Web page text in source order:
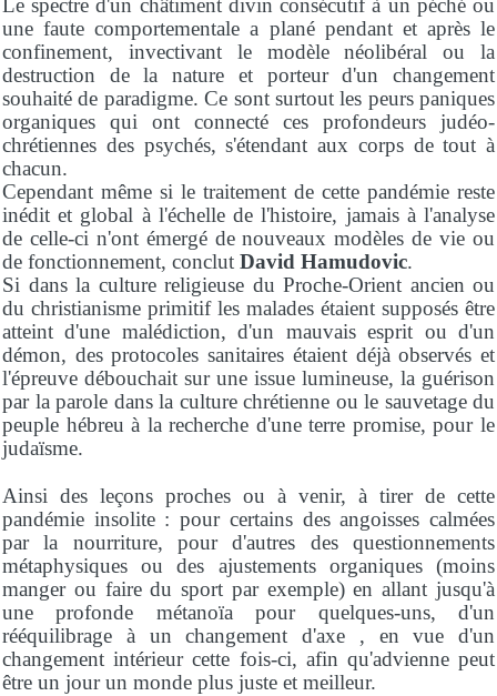
Le spectre d'un châtiment divin consécutif à un péché ou
une faute comportementale a plané pendant et après le
confinement, invectivant le modèle néolibéral ou la
destruction de la nature et porteur d'un changement
souhaité de paradigme. Ce sont surtout les peurs paniques
organiques qui ont connecté ces profondeurs judéo-
chrétiennes des psychés, s'étendant aux corps de tout à
chacun.
Cependant même si le traitement de cette pandémie reste
inédit et global à l'échelle de l'histoire, jamais à l'analyse
de celle-ci n'ont émergé de nouveaux modèles de vie ou
de fonctionnement, conclut David Hamudovic.
Si dans la culture religieuse du Proche-Orient ancien ou
du christianisme primitif les malades étaient supposés être
atteint d'une malédiction, d'un mauvais esprit ou d'un
démon, des protocoles sanitaires étaient déjà observés et
l'épreuve débouchait sur une issue lumineuse, la guérison
par la parole dans la culture chrétienne ou le sauvetage du
peuple hébreu à la recherche d'une terre promise, pour le
judaïsme.
Ainsi des leçons proches ou à venir, à tirer de cette
pandémie insolite : pour certains des angoisses calmées
par la nourriture, pour d'autres des questionnements
métaphysiques ou des ajustements organiques (moins
manger ou faire du sport par exemple) en allant jusqu'à
une profonde métanoïa pour quelques-uns, d'un
rééquilibrage à un changement d'axe , en vue d'un
changement intérieur cette fois-ci, afin qu'advienne peut
être un jour un monde plus juste et meilleur.